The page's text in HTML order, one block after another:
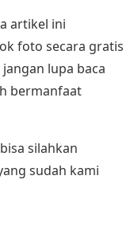
artikel ini
foto secara gratis
lupa baca
bermanfaat
silahkan
sudah kami